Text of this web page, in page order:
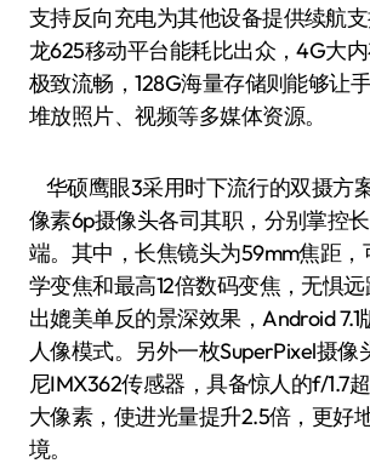
支持反向充电为其他设备提供续航
龙625移动平台能耗比出众，4G大
极致流畅，128G海量存储则能够让
堆放照片、视频等多媒体资源。
华硕鹰眼3采用时下流行的双摄方
像素6p摄像头各司其职，分别掌控
端。其中，长焦镜头为59mm焦距，
学变焦和最高12倍数码变焦，无惧
出媲美单反的景深效果，Android
人像模式。另外一枚SuperPixel摄像
尼IMX362传感器，具备惊人的f/1.7
大像素，使进光量提升2.5倍，更好
境。